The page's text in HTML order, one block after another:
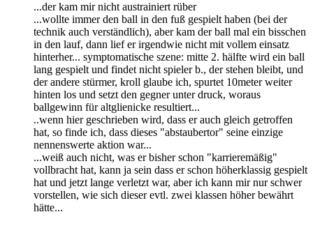
...der kam mir nicht austrainiert rüber
...wollte immer den ball in den fuß gespielt haben (bei der
technik auch verständlich), aber kam der ball mal ein bisschen
in den lauf, dann lief er irgendwie nicht mit vollem einsatz
hinterher... symptomatische szene: mitte 2. hälfte wird ein ball
lang gespielt und findet nicht spieler b., der stehen bleibt, und
der andere stürmer, kroll glaube ich, spurtet 10meter weiter
hinten los und setzt den gegner unter druck, woraus
ballgewinn für altglienicke resultiert...
..wenn hier geschrieben wird, dass er auch gleich getroffen
hat, so finde ich, dass dieses "abstaubertor" seine einzige
nennenswerte aktion war...
...weiß auch nicht, was er bisher schon "karrieremäßig"
vollbracht hat, kann ja sein dass er schon höherklassig gespielt
hat und jetzt lange verletzt war, aber ich kann mir nur schwer
vorstellen, wie sich dieser evtl. zwei klassen höher bewährt
hätte...